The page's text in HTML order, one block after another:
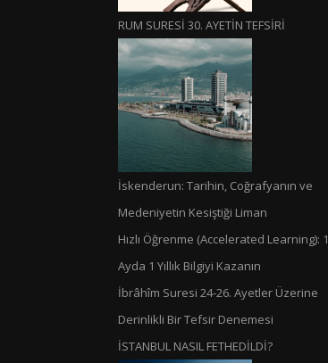
RUM SURESİ 30. AYETİN TEFSİRİ
İskenderun: Tarihin, Coğrafyanın ve
Medeniyetin Kesiştiği Liman
Hızlı Öğrenme (Accelerated Learning): 1
Ayda 1 Yıllık Bilgiyi Kazanın
İbrâhîm Suresi 24-26. Ayetler Üzerine
Derinlikli Bir Tefsir Denemesi
İSTANBUL NASIL FETHEDİLDİ?